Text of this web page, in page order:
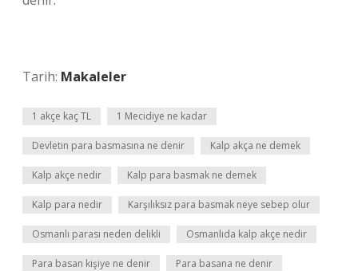
Tarih: Makaleler
1 akçe kaç TL 1 Mecidiye ne kadar
Devletin para basmasına ne denir Kalp akça ne demek
Kalp akçe nedir Kalp para basmak ne demek
Kalp para nedir Karşılıksız para basmak neye sebep olur
Osmanlı parası neden delikli Osmanlıda kalp akçe nedir
Para basan kişiye ne denir Para basana ne denir